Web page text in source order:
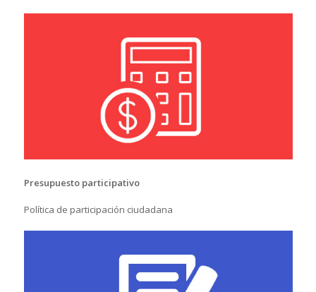
Presupuesto participativo
Política de participación ciudadana